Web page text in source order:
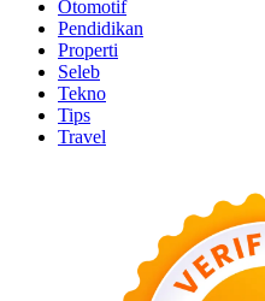
Otomotif
Pendidikan
Properti
Seleb
Tekno
Tips
Travel